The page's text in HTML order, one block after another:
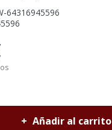
64316945596
Añadir al carrito